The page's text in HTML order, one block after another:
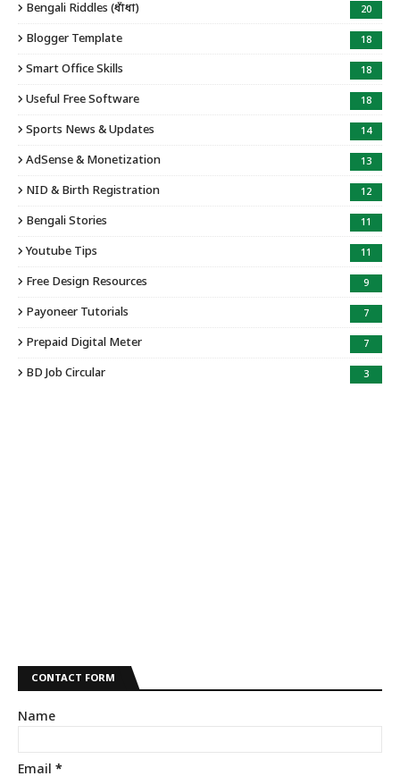
Bengali Riddles (ধাঁধা) 20
Blogger Template 18
Smart Office Skills 18
Useful Free Software 18
Sports News & Updates 14
AdSense & Monetization 13
NID & Birth Registration 12
Bengali Stories 11
Youtube Tips 11
Free Design Resources 9
Payoneer Tutorials 7
Prepaid Digital Meter 7
BD Job Circular 3
CONTACT FORM
Name
Email *